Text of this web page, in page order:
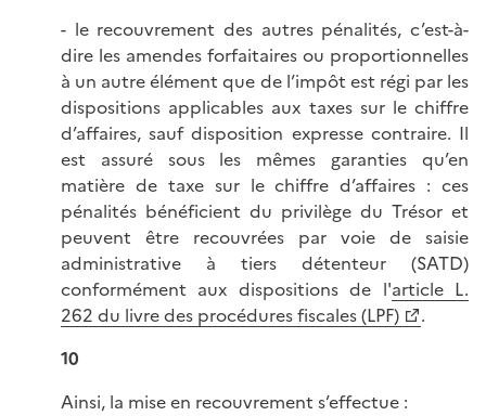
- le recouvrement des autres pénalités, c’est-à-
dire les amendes forfaitaires ou proportionnelles
à un autre élément que de l’impôt est régi par les
dispositions applicables aux taxes sur le chiffre
d’affaires, sauf disposition expresse contraire. Il
est assuré sous les mêmes garanties qu’en
matière de taxe sur le chiffre d’affaires : ces
pénalités bénéficient du privilège du Trésor et
peuvent être recouvrées par voie de saisie
administrative à tiers détenteur (SATD)
conformément aux dispositions de l'article L.
262 du livre des procédures fiscales (LPF)
.
10
Ainsi, la mise en recouvrement s’effectue :